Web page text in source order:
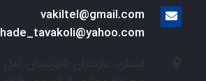
vakiltel@gmail.com
hade_tavakoli@yahoo.com